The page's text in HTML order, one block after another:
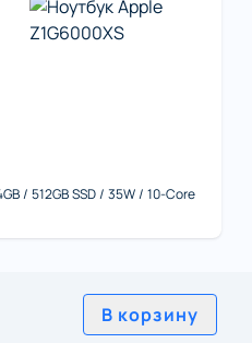
/ 512GB SSD / 35W / 10-Core
В корзину